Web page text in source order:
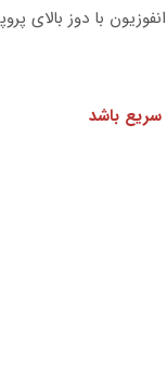
با دوز بالای
باشد